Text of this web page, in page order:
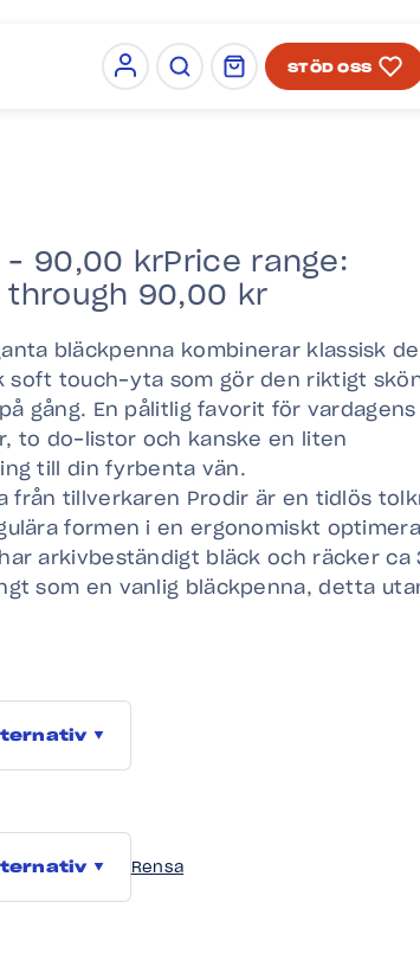
Sign in
SÖK PÅ SIDAN
STÖD OSS
– 90,00 krPrice range:
through 90,00 kr
bläckpenna kombinerar klassisk
soft touch-yta som gör den riktigt
gång. En pålitlig favorit för vardagens
to do-listor och kanske en liten
till din fyrbenta vän.
från tillverkaren Prodir är en tidlös
formen i en ergonomiskt
arkivbeständigt bläck och räcker ca
som en vanlig bläckpenna, detta
Rensa